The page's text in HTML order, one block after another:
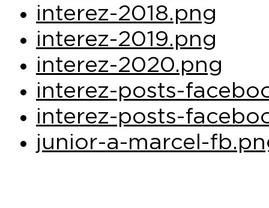
interez-2018.png
interez-2019.png
interez-2020.png
interez-posts-
interez-posts-
junior-a-marcel-